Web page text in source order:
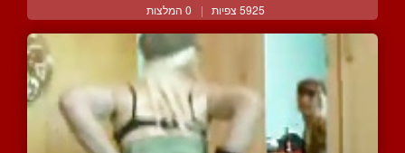
5925 צפיות | 0 המלצות